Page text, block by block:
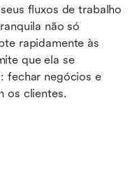
fluxos de trabalho
não só
rapidamente às
que ela se
fechar negócios e
os clientes.